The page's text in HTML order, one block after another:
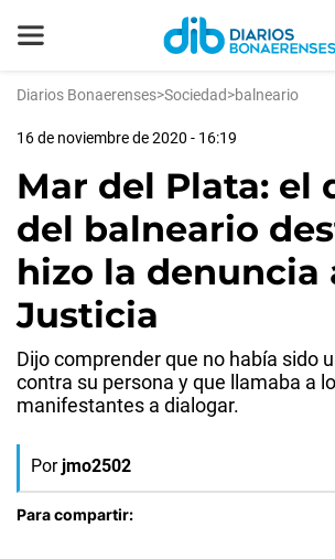
Diarios Bonaerenses>Sociedad>balneario
16 de noviembre de 2020 - 16:19
Mar del Plata: el
del balneario
hizo la denuncia
Justicia
Dijo comprender que no había sido
contra su persona y que llamaba a
manifestantes a dialogar.
Por jmo2502
Para compartir: